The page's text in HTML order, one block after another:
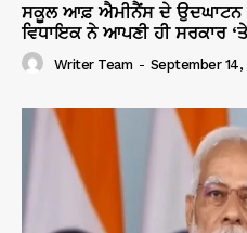
ਸਕੂਲ ਆਫ਼ ਐਮੀਨੈਂਸ ਦੇ ਉਦਘਾਟਨ
ਵਿਧਾਇਕ ਨੇ ਆਪਣੀ ਹੀ ਸਰਕਾਰ
Writer Team - September 14,